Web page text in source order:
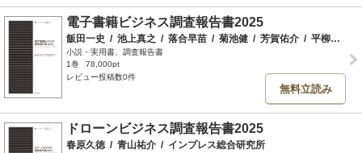
電子書籍ビジネス調査報告書2025
飯田一史 / 池上真之 / 落合早苗 / 菊池健 / 芳賀佑介 / 平柳竜樹
小説・実用書、調査報告書
1巻
78,000pt
レビュー投稿数0件
無料立読み
ドローンビジネス調査報告書2025
春原久徳 / 青山祐介 / インプレス総合研究所